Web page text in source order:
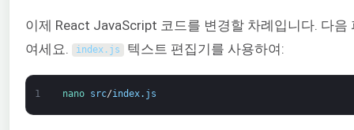
이제 React JavaScript 코드를 변경할 차례입니다. 다음
여세요.
index. js 텍스트 편집기를 사용하여:
1 nano src/index. js